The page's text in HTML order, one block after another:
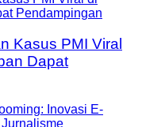
Kasus PMI Viral
Dapat